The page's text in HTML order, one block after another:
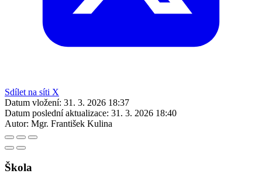
Sdílet na síti X
Datum vložení: 31. 3. 2026 18:37
Datum poslední aktualizace: 31. 3. 2026 18:40
Autor: Mgr. František Kulina
Škola